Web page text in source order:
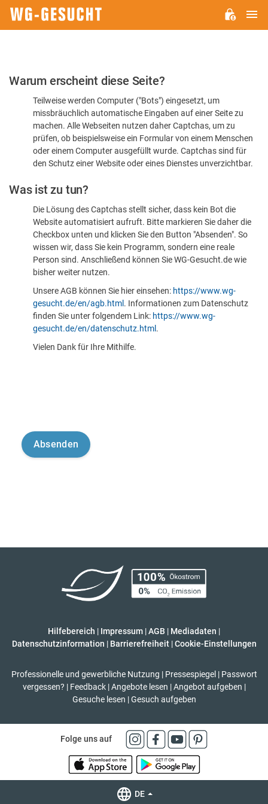
Bitte
dass
sind
Warum erscheint diese Seite?
Teilweise werden Computer ("Bots") eingesetzt, um
missbräuchlich automatische Eingaben auf einer Seite zu
machen. Alle Webseiten nutzen daher Captchas, um zu
prüfen, ob beispielsweise ein Formular von einem Menschen
oder einem Computer ausgefüllt wurde. Captchas sind für
den Schutz einer Website oder eines Dienstes unverzichtbar.
Was ist zu tun?
Die Lösung des Captchas stellt sicher, dass kein Bot die
Website automatisiert aufruft. Bitte markieren Sie daher die
Checkbox unten und klicken Sie den Button "Absenden". So
wissen wir, dass Sie kein Programm, sondern eine reale
Person sind. Anschließend können Sie WG-Gesucht.de wie
bisher weiter nutzen.
Unsere AGB können Sie hier einsehen: https://www.wg-
gesucht.de/en/agb.html . Informationen zum Datenschutz
finden Sie unter folgendem Link: https://www.wg-
gesucht.de/en/datenschutz.html .
Vielen Dank für Ihre Mithilfe.
Hilfebereich | Impressum |AGB | Mediadaten |
Datenschutzinformation | Barrierefreiheit | Cookie-Einstellungen
Professionelle und gewerbliche Nutzung | Pressespiegel | Passwort
vergessen? | Feedback | Angebote lesen | Angebot aufgeben |
Gesuche lesen | Gesuch aufgeben
Folge uns auf
DE